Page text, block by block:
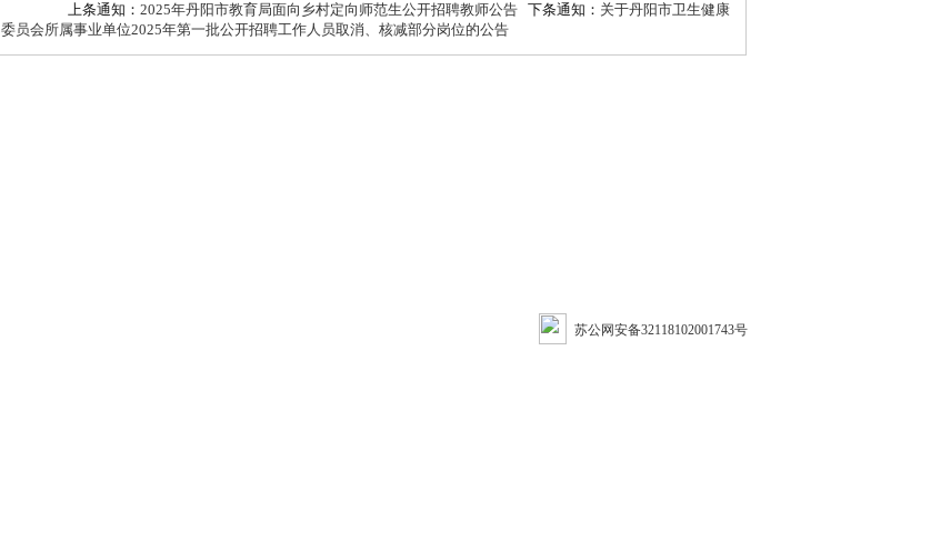
上条通知： 2025年丹阳市教育局面向乡村定向师范生公开招聘教师公告 下条通知： 关于丹阳市卫生健康
委员会所属事业单位2025年第一批公开招聘工作人员取消、核减部分岗位的公告
苏公网安备32118102001743号